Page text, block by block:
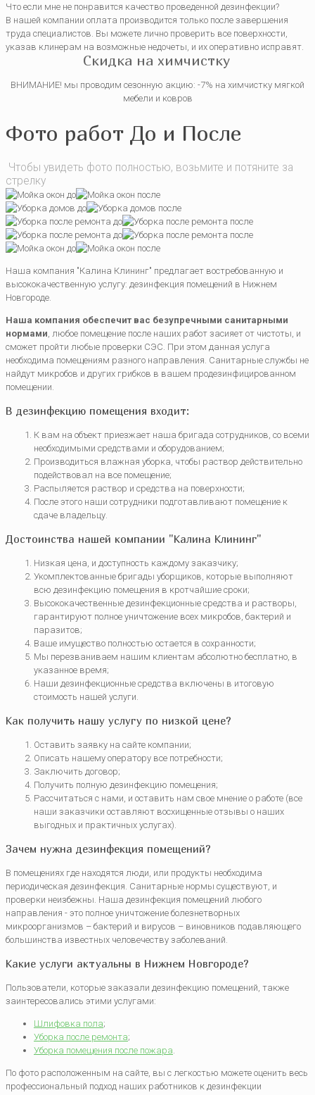
Что если мне не понравится качество проведенной дезинфекции?
В нашей компании оплата производится только после завершения
труда специалистов. Вы можете лично проверить все поверхности,
указав клинерам на возможные недочеты, и их оперативно исправят.
Скидка на химчистку
ВНИМАНИЕ! мы проводим сезонную акцию: -7% на химчистку мягкой
мебели и ковров
Фото работ До и После
Чтобы увидеть фото полностью, возьмите и потяните за
стрелку
Наша компания "Калина Клининг" предлагает востребованную и
высококачественную услугу: дезинфекция помещений в Нижнем
Новгороде.
Наша компания обеспечит вас безупречными санитарными
нормами , любое помещение после наших работ засияет от чистоты, и
сможет пройти любые проверки СЭС. При этом данная услуга
необходима помещениям разного направления. Санитарные службы не
найдут микробов и других грибков в вашем продезинфицированном
помещении.
В дезинфекцию помещения входит:
К вам на объект приезжает наша бригада сотрудников, со всеми
необходимыми средствами и оборудованием;
Производиться влажная уборка, чтобы раствор действительно
подействовал на все помещение;
Распыляется раствор и средства на поверхности;
После этого наши сотрудники подготавливают помещение к
сдаче владельцу.
Достоинства нашей компании "Калина Клининг"
Низкая цена, и доступность каждому заказчику;
Укомплектованные бригады уборщиков, которые выполняют
всю дезинфекцию помещения в кротчайшие сроки;
Высококачественные дезинфекционные средства и растворы,
гарантируют полное уничтожение всех микробов, бактерий и
паразитов;
Ваше имущество полностью остается в сохранности;
Мы перезваниваем нашим клиентам абсолютно бесплатно, в
указанное время;
Наши дезинфекционные средства включены в итоговую
стоимость нашей услуги.
Как получить нашу услугу по низкой цене?
Оставить заявку на сайте компании;
Описать нашему оператору все потребности;
Заключить договор;
Получить полную дезинфекцию помещения;
Рассчитаться с нами, и оставить нам свое мнение о работе (все
наши заказчики оставляют восхищенные отзывы о наших
выгодных и практичных услугах).
Зачем нужна дезинфекция помещений?
В помещениях где находятся люди, или продукты необходима
периодическая дезинфекция. Санитарные нормы существуют, и
проверки неизбежны. Наша дезинфекция помещений любого
направления - это полное уничтожение болезнетворных
микроорганизмов – бактерий и вирусов – виновников подавляющего
большинства известных человечеству заболеваний.
Какие услуги актуальны в Нижнем Новгороде?
Пользователи, которые заказали дезинфекцию помещений, также
заинтересовались этими услугами:
Шлифовка пола;
Уборка после ремонта;
Уборка помещения после пожара
По фото расположенным на сайте, вы с легкостью можете оценить весь
профессиональный подход наших работников к дезинфекции